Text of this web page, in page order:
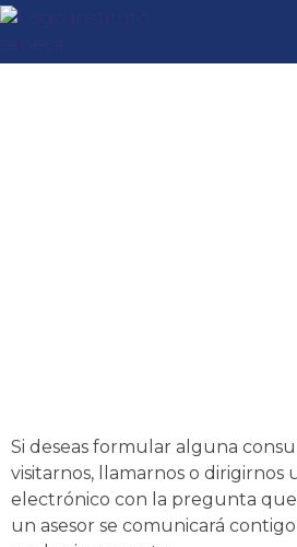
Si deseas formular alguna
visitarnos, llamarnos o dirigirnos
electrónico con la pregunta que
un asesor se comunicará